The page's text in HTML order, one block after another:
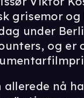
grisemor
under
og er
allerede nå